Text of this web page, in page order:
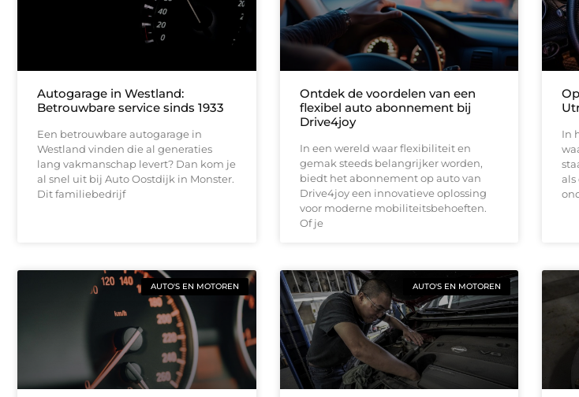
Autogarage in Westland:
Betrouwbare service sinds 1933
Een betrouwbare autogarage in
Westland vinden die al generaties
lang vakmanschap levert? Dan kom je
al snel uit bij Auto Oostdijk in Monster.
Dit familiebedrijf
Ontdek de voordelen van een
flexibel auto abonnement bij
Drive4joy
In een wereld waar flexibiliteit en
gemak steeds belangrijker worden,
biedt het abonnement op auto van
Drive4joy een innovatieve oplossing
voor moderne mobiliteitsbehoeften.
Of je
In
als
AUTO'S EN MOTOREN AUTO'S EN MOTOREN